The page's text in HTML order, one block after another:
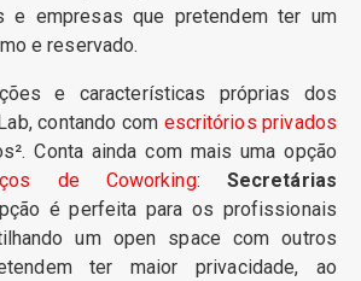
e empresas que pretendem ter um
e reservado.
e características próprias dos
contando com escritórios privados
Conta ainda com mais uma opção
de Coworking: Secretárias
é perfeita para os profissionais
um open space com outros
ter maior privacidade, ao